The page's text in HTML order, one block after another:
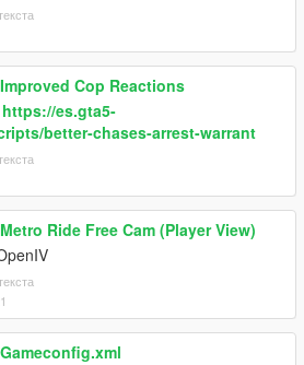
Improved Cop Reactions
https://es.gta5-
better-chases-arrest-warrant
Metro Ride Free Cam (Player View)
Gameconfig.xml